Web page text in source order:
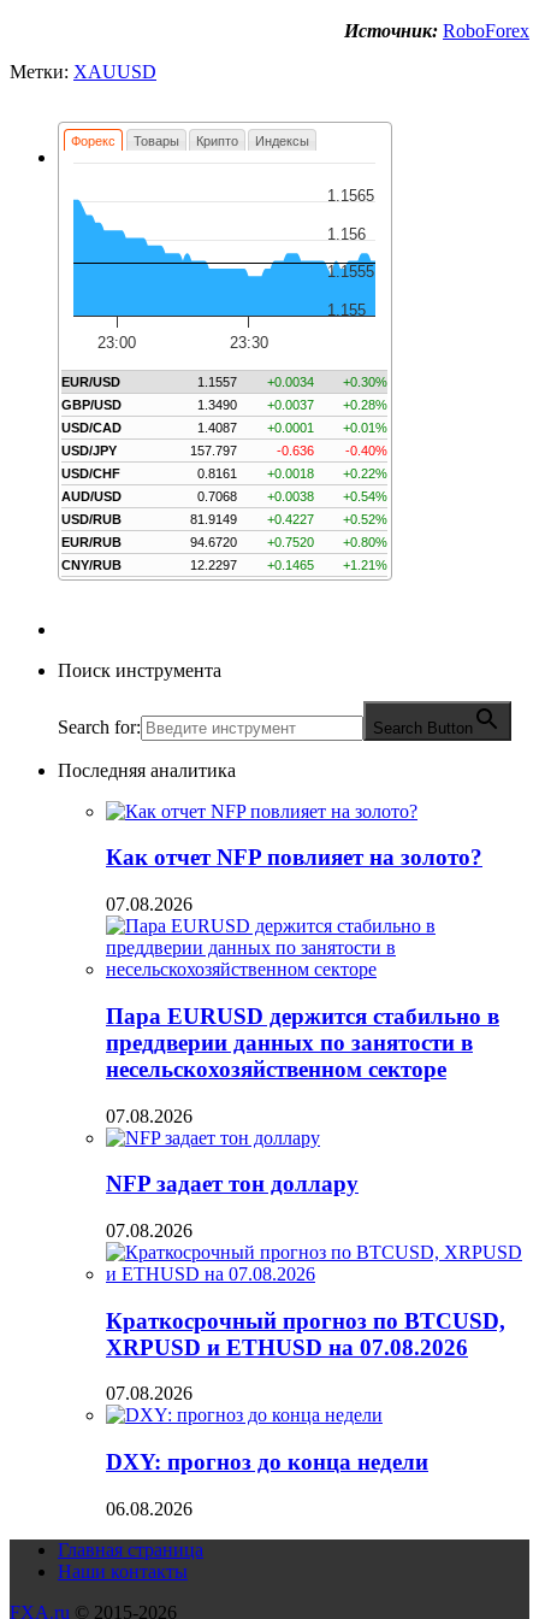
Источник: RoboForex
Метки: XAUUSD
Форекс Товары Крипто Индексы
23:00 23:30
1.155
1.1555
1.156
1.1565
EUR/USD 1.1557 +0.0034
+0.30%
GBP/USD
1.3490 +0.0037
+0.28%
USD/CAD
1.4087 +0.0001
+0.01%
USD/JPY
157.797 -0.636
-0.40%
USD/CHF
0.8161 +0.0018
+0.22%
AUD/USD
0.7068 +0.0038
+0.54%
USD/RUB
81.9149 +0.4227
+0.52%
EUR/RUB
94.6720 +0.7520
+0.80%
CNY/RUB
12.2297 +0.1465 +1.21%
Поиск инструмента
Search for: Search Button
Последняя аналитика
Как отчет NFP повлияет на золото?
07.08.2026
Пара EURUSD держится стабильно в
преддверии данных по занятости в
несельскохозяйственном секторе
07.08.2026
NFP задает тон доллару
07.08.2026
Краткосрочный прогноз по BTCUSD,
XRPUSD и ETHUSD на 07.08.2026
07.08.2026
DXY: прогноз до конца недели
06.08.2026
Главная страница
Наши контакты
FXA.ru © 2015-2026